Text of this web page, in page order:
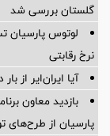
گلستان بررسی شد
لوتوس پارسیان
نرخ رقابتی
آیا ایران‌ایر از
بازدید معاون
پارسیان از طرح‌های